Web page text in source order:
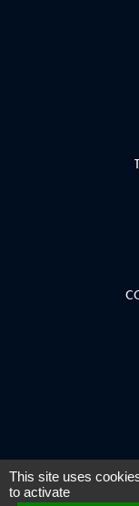
This site uses
to activate